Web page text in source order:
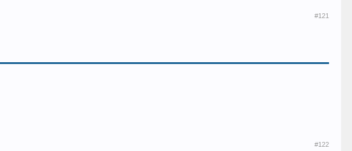
#121
#122